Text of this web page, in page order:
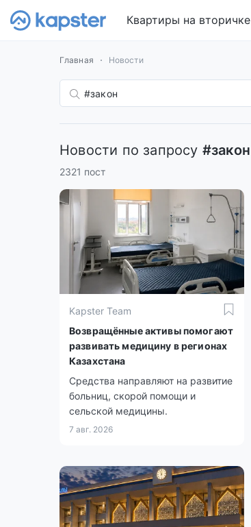
Квартиры на вторичке
Главная Новости
Новости по запросу #закон
2321 пост
Kapster Team
Возвращённые активы помогают
развивать медицину в регионах
Казахстана
Средства направляют на развитие
больниц, скорой помощи и
сельской медицины.
7 авг. 2026